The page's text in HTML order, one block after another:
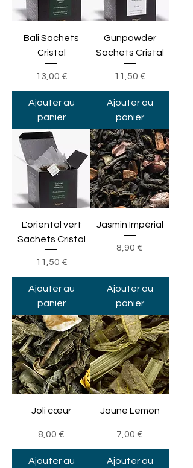
Bali Sachets
Cristal
Prix
13,00 €
Ajouter au
panier
Gunpowder
Sachets Cristal
Prix
11,50 €
Ajouter au
panier
L'oriental vert
Sachets Cristal
Prix
11,50 €
Ajouter au
panier
Jasmin Impérial
Prix
8,90 €
Ajouter au
panier
Joli cœur
Prix
8,00 €
Ajouter au
Jaune Lemon
Prix
7,00 €
Ajouter au